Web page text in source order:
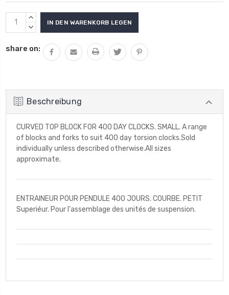
Aktueller
Lagerbestand:
MENGE
VON
ERHÖHEN
MENGE
UNDEFINED
VERRINGERN
share on:
Beschreibung
CURVED TOP BLOCK FOR 400 DAY CLOCKS. SMALL. A range
of blocks and forks to suit 400 day torsion clocks.Sold
individually unless described otherwise.All sizes
approximate.
ENTRAINEUR POUR PENDULE 400 JOURS. COURBE. PETIT
Superiéur. Pour l'assemblage des unités de suspension.